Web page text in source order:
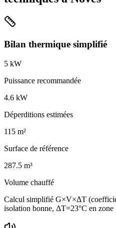
Bilan thermique simplifié
5 kW
Puissance recommandée
4.6 kW
Déperditions estimées
115 m²
Surface de référence
287.5 m³
Volume chauffé
Calcul simplifié G×V×ΔT
isolation bonne, ΔT=23°C en zone